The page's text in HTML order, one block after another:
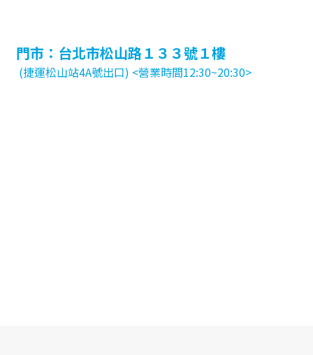
門市：台北市松山路１３３號１樓
(捷運松山站4A號出口) <營業時間12:30~20:30>